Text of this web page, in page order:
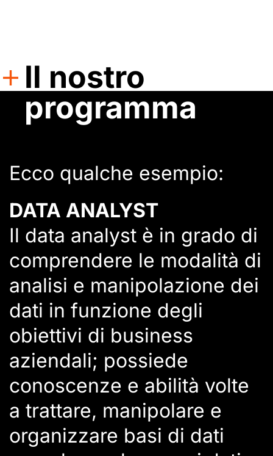
Il nostro
programma
Ecco qualche esempio:
DATA ANALYST
Il data analyst è in grado di
comprendere le modalità di
analisi e manipolazione dei
dati in funzione degli
obiettivi di business
aziendali; possiede
conoscenze e abilità volte
a trattare, manipolare e
organizzare basi di dati